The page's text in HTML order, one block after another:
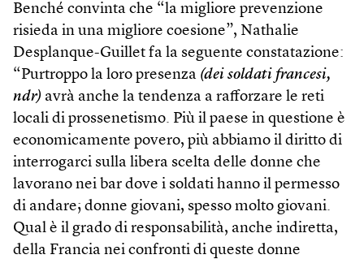
Benché convinta che “la migliore prevenzione
risieda in una migliore coesione”, Nathalie
Desplanque-Guillet fa la seguente constatazione:
“Purtroppo la loro presenza (dei soldati francesi,
ndr) avrà anche la tendenza a rafforzare le reti
locali di prossenetismo. Più il paese in questione è
economicamente povero, più abbiamo il diritto di
interrogarci sulla libera scelta delle donne che
lavorano nei bar dove i soldati hanno il permesso
di andare; donne giovani, spesso molto giovani.
Qual è il grado di responsabilità, anche indiretta,
della Francia nei confronti di queste donne